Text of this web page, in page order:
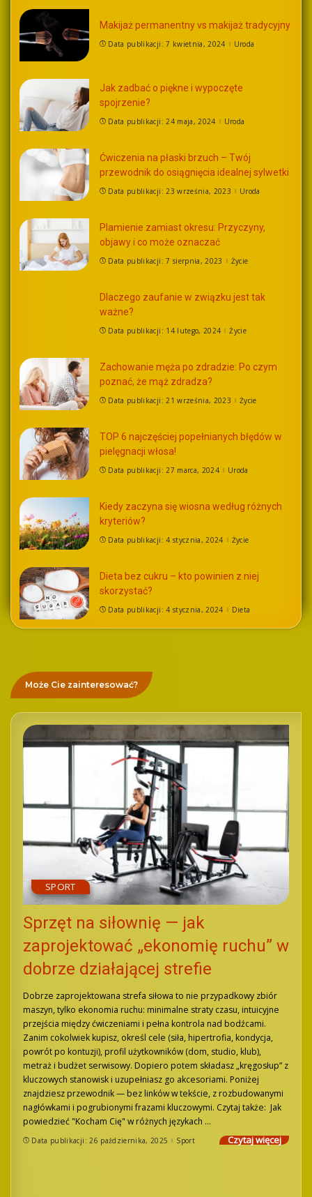
Makijaż permanentny vs makijaż tradycyjny
Data publikacji: 7 kwietnia, 2024 Uroda
Jak zadbać o piękne i wypoczęte
spojrzenie?
Data publikacji: 24 maja, 2024 Uroda
Ćwiczenia na płaski brzuch – Twój
przewodnik do osiągnięcia idealnej sylwetki
Data publikacji: 23 września, 2023 Uroda
Plamienie zamiast okresu: Przyczyny,
objawy i co może oznaczać
Data publikacji: 7 sierpnia, 2023 Życie
Dlaczego zaufanie w związku jest tak
ważne?
Data publikacji: 14 lutego, 2024 Życie
Zachowanie męża po zdradzie: Po czym
poznać, że mąż zdradza?
Data publikacji: 21 września, 2023 Życie
TOP 6 najczęściej popełnianych błędów w
pielęgnacji włosa!
Data publikacji: 27 marca, 2024 Uroda
Kiedy zaczyna się wiosna według różnych
kryteriów?
Data publikacji: 4 stycznia, 2024 Życie
Dieta bez cukru – kto powinien z niej
skorzystać?
Data publikacji: 4 stycznia, 2024 Dieta
Może Cie zainteresować?
SPORT
Sprzęt na siłownię — jak
zaprojektować „ekonomię ruchu” w
dobrze działającej strefie
Dobrze zaprojektowana strefa siłowa to nie przypadkowy zbiór
maszyn, tylko ekonomia ruchu: minimalne straty czasu, intuicyjne
przejścia między ćwiczeniami i pełna kontrola nad bodźcami.
Zanim cokolwiek kupisz, określ cele (siła, hipertrofia, kondycja,
powrót po kontuzji), profil użytkowników (dom, studio, klub),
metraż i budżet serwisowy. Dopiero potem składasz „kręgosłup” z
kluczowych stanowisk i uzupełniasz go akcesoriami. Poniżej
znajdziesz przewodnik — bez linków w tekście, z rozbudowanymi
nagłówkami i pogrubionymi frazami kluczowymi. Czytaj także: Jak
powiedzieć "Kocham Cię" w różnych językach ...
Data publikacji: 26 października, 2025 Sport Czytaj więcej